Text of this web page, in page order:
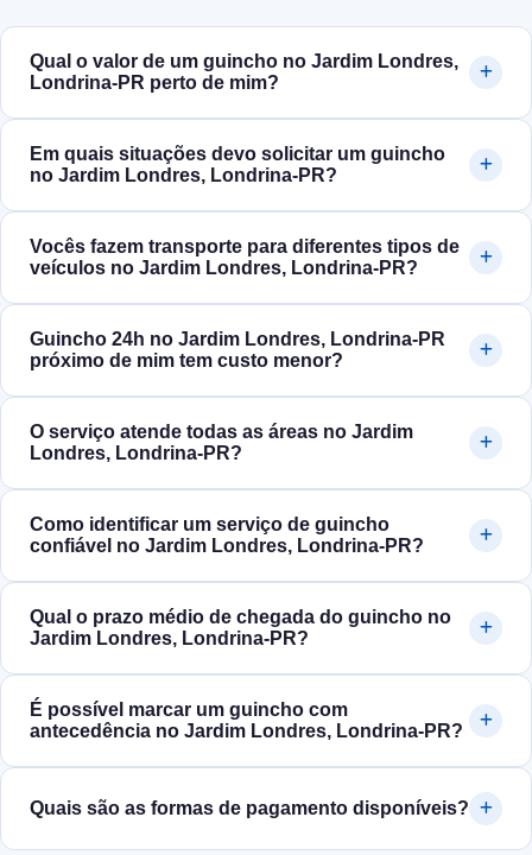
Qual o valor de um guincho no Jardim Londres,
Londrina‑PR perto de mim?
Em quais situações devo solicitar um guincho
no Jardim Londres, Londrina‑PR?
Vocês fazem transporte para diferentes tipos de
veículos no Jardim Londres, Londrina‑PR?
Guincho 24h no Jardim Londres, Londrina‑PR
próximo de mim tem custo menor?
O serviço atende todas as áreas no Jardim
Londres, Londrina‑PR?
Como identificar um serviço de guincho
confiável no Jardim Londres, Londrina‑PR?
Qual o prazo médio de chegada do guincho no
Jardim Londres, Londrina‑PR?
É possível marcar um guincho com
antecedência no Jardim Londres, Londrina‑PR?
Quais são as formas de pagamento disponíveis?